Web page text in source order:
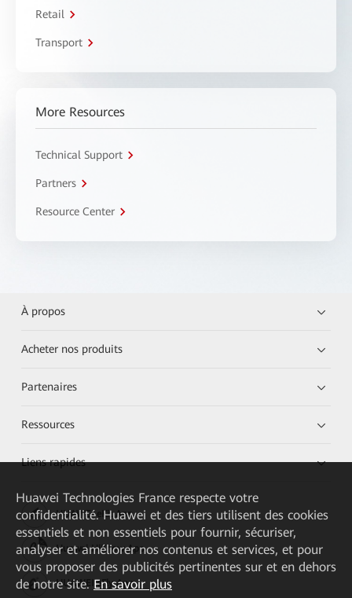
Retail
Transport
More Resources
Technical Support
Partners
Resource Center
À propos
Acheter nos produits
Partenaires
Ressources
Liens rapides
HUAWEI eKit App
Huawei HiKnow App
HUAWEI eFly App
Huawei Technologies France respecte votre
confidentialité. Huawei et des tiers utilisent des cookies
essentiels et non essentiels pour fournir, sécuriser,
analyser et améliorer nos contenus et services, et pour
vous proposer des publicités pertinentes sur et en dehors
de notre site. En savoir plus